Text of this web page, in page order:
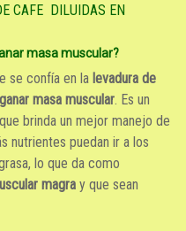
CAFE DILUIDAS EN
masa muscular?
se confía en la levadura de
masa muscular. Es un
brinda un mejor manejo de
nutrientes puedan ir a los
lo que da como
magra y que sean